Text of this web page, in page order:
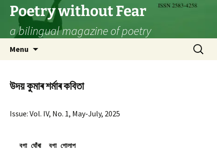
Skip
content
Poetry without Fear
a bilingual magazine of poetry
Menu
Search
for:
উদয় কুমাৰ শৰ্মাৰ কবিতা
Issue: Vol. IV, No. 1, May-July, 2025
বগা ঘোঁৰা  বগা গোলাপ